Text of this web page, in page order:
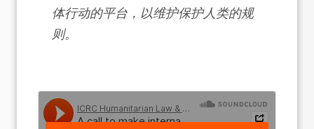
体行动的平台，以维护保护人类的规
则。